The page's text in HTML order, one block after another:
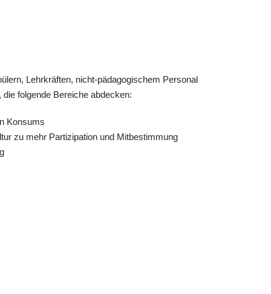
Lehrkräften, nicht-pädagogischem Personal
folgende Bereiche abdecken:
Konsums
zu mehr Partizipation und Mitbestimmung